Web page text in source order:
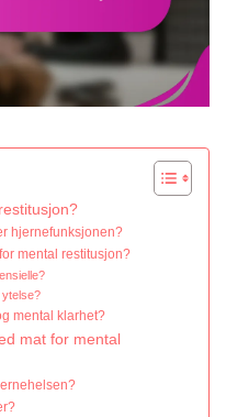
hjernefunksjonen?
mental restitusjon?
mental klarhet?
mat for mental